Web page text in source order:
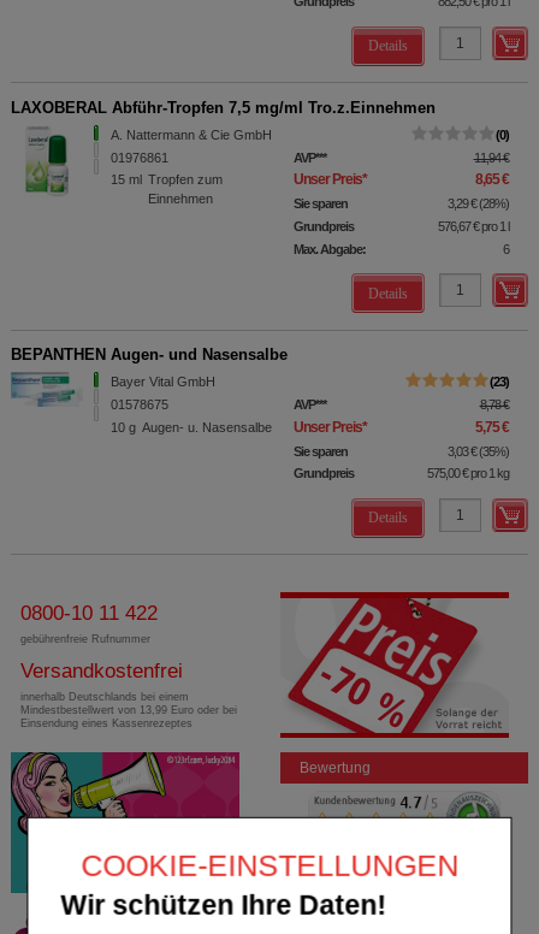
COOKIE-EINSTELLUNGEN
Wir schützen Ihre Daten!
Details
LAXOBERAL Abführ-Tropfen 7,5 mg/ml Tro.z.Einnehmen
A. Nattermann & Cie GmbH
01976861
15 ml Tropfen zum
Einnehmen
0
AVP*** 11,94 €
Unser Preis* 8,65 €
Sie sparen 3,29 € (28%)
Grundpreis
576,67 €pro 1 l
Max. Abgabe:
6
Details
BEPANTHEN Augen- und Nasensalbe
Bayer Vital GmbH
01578675
10 g Augen- u. Nasensalbe
23
AVP*** 8,78 €
Unser Preis* 5,75 €
Sie sparen 3,03 € (35%)
Grundpreis
575,00 €pro 1 kg
Details
0800-10 11 422
gebührenfreie Rufnummer
Versandkostenfrei
innerhalb Deutschlands bei einem
Mindestbestellwert von 13,99 Euro oder bei
Einsendung eines Kassenrezeptes
Bewertung